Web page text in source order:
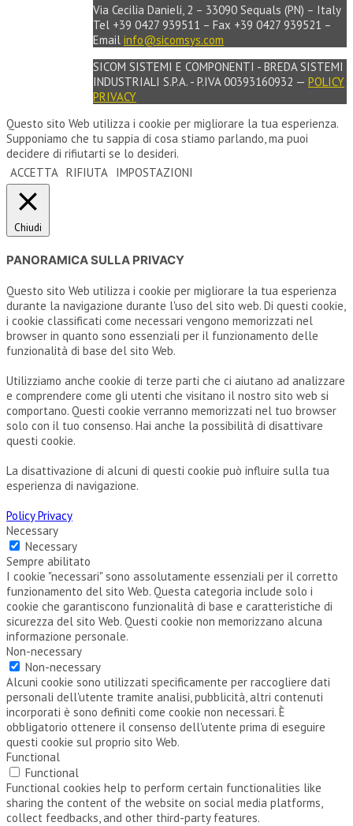
Via Cecilia Danieli, 2 – 33090 Sequals (PN) – Italy
Tel +39 0427 939511 – Fax +39 0427 939521 –
Email info@sicomsys.com
SICOM SISTEMI E COMPONENTI - BREDA SISTEMI
INDUSTRIALI S.P.A. - P.IVA 00393160932 — POLICY
PRIVACY
Questo sito Web utilizza i cookie per migliorare la tua esperienza.
Supponiamo che tu sappia di cosa stiamo parlando, ma puoi
decidere di rifiutarti se lo desideri.
ACCETTA RIFIUTA IMPOSTAZIONI
Chiudi
PANORAMICA SULLA PRIVACY
Questo sito Web utilizza i cookie per migliorare la tua esperienza
durante la navigazione durante l'uso del sito web. Di questi cookie,
i cookie classificati come necessari vengono memorizzati nel
browser in quanto sono essenziali per il funzionamento delle
funzionalità di base del sito Web.
Utilizziamo anche cookie di terze parti che ci aiutano ad analizzare
e comprendere come gli utenti che visitano il nostro sito web si
comportano. Questi cookie verranno memorizzati nel tuo browser
solo con il tuo consenso. Hai anche la possibilità di disattivare
questi cookie.
La disattivazione di alcuni di questi cookie può influire sulla tua
esperienza di navigazione.
Policy Privacy
Necessary
Necessary
Sempre abilitato
I cookie "necessari" sono assolutamente essenziali per il corretto
funzionamento del sito Web. Questa categoria include solo i
cookie che garantiscono funzionalità di base e caratteristiche di
sicurezza del sito Web. Questi cookie non memorizzano alcuna
informazione personale.
Non-necessary
Non-necessary
Alcuni cookie sono utilizzati specificamente per raccogliere dati
personali dell'utente tramite analisi, pubblicità, altri contenuti
incorporati è sono definiti come cookie non necessari. È
obbligatorio ottenere il consenso dell'utente prima di eseguire
questi cookie sul proprio sito Web.
Functional
Functional
Functional cookies help to perform certain functionalities like
sharing the content of the website on social media platforms,
collect feedbacks, and other third-party features.